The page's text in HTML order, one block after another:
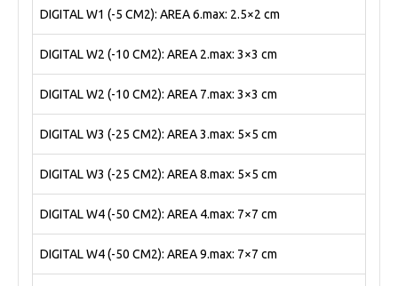
DIGITAL W1 (-5 CM2): AREA 6.max: 2.5×2 cm
DIGITAL W2 (-10 CM2): AREA 2.max: 3×3 cm
DIGITAL W2 (-10 CM2): AREA 7.max: 3×3 cm
DIGITAL W3 (-25 CM2): AREA 3.max: 5×5 cm
DIGITAL W3 (-25 CM2): AREA 8.max: 5×5 cm
DIGITAL W4 (-50 CM2): AREA 4.max: 7×7 cm
DIGITAL W4 (-50 CM2): AREA 9.max: 7×7 cm